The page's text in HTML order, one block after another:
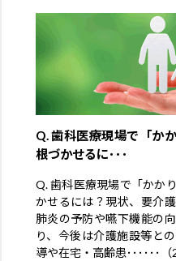
Q. 歯科医療現場で「か
根づかせるに･･･
Q. 歯科医療現場で「かか
かせるには？現状、要介
肺炎の予防や嚥下機能の
り、今後は介護施設等と
導や在宅・高齢患･･････（